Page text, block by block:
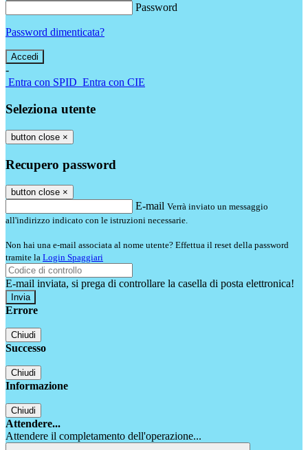
Password
Password dimenticata?
-
Entra con SPID Entra con CIE
Seleziona utente
button close ×
Recupero password
button close ×
E-mail Verrà inviato un messaggio
all'indirizzo indicato con le istruzioni necessarie.
Non hai una e-mail associata al nome utente? Effettua il reset della password
tramite la Login Spaggiari
E-mail inviata, si prega di controllare la casella di posta elettronica!
Errore
Chiudi
Successo
Chiudi
Informazione
Chiudi
Attendere...
Attendere il completamento dell'operazione...